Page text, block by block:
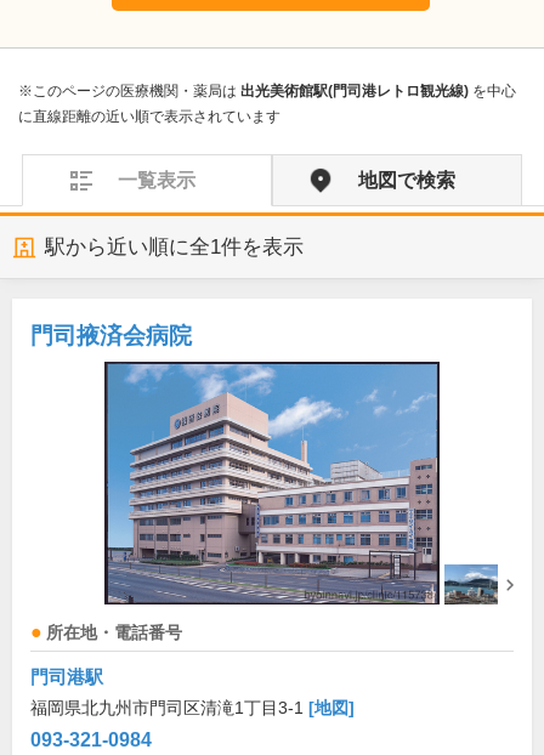
※このページの医療機関・薬局は 出光美術館駅(門司港レトロ観光線) を中心
に直線距離の近い順で表示されています
一覧表示 地図で検索
駅から近い順に全1件を表示
門司掖済会病院
所在地・電話番号
門司港駅
福岡県北九州市門司区清滝1丁目3-1 [地図]
093-321-0984